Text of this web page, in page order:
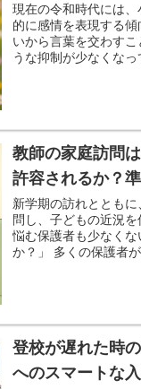
現在の令和時代には
的に感情を表現する
いから言葉を交わす
うな抑制が少なくな
教師の家庭訪問
許容されるか？
新学期の訪れととも
問し、子どもの近況
悩む保護者も少なく
か？」 多くの保護者
登校が遅れた時
へのスマートな